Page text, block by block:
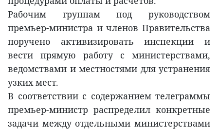
Рабочим группам под руководством
премьер-министра и членов Правительства
поручено активизировать инспекции и
вести прямую работу с министерствами,
ведомствами и местностями для устранения
узких мест.
В соответствии с содержанием телеграммы
премьер-министр распределил конкретные
задачи между отдельными министерствами